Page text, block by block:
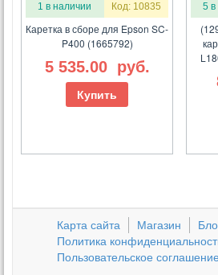
1 в наличии Код: 10835
Каретка в сборе для Epson SC-
P400 (1665792)
5 535.00 руб.
Купить
5
Карта сайта Магазин
Политика
Пользовательское соглашение